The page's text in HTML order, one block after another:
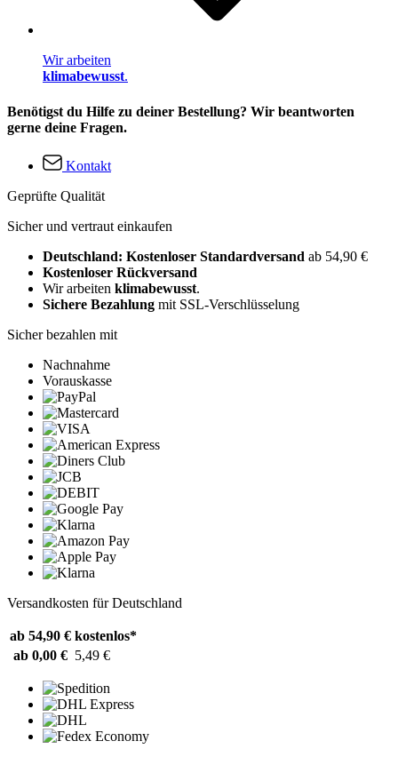
Wir arbeiten
klimabewusst.
Benötigst du Hilfe zu deiner Bestellung? Wir beantworten
gerne deine Fragen.
Kontakt
Geprüfte Qualität
Sicher und vertraut einkaufen
Deutschland: Kostenloser Standardversand ab 54,90 €
Kostenloser Rückversand
Wir arbeiten klimabewusst.
Sichere Bezahlung mit SSL-Verschlüsselung
Sicher bezahlen mit
Nachnahme
Vorauskasse
Versandkosten für Deutschland
ab 54,90 € kostenlos*
ab 0,00 € 5,49 €